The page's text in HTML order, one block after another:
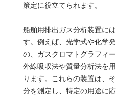
策定に役立てられます。
船舶用排出ガス分析装置に
す。例えば、光学式や化学
の、ガスクロマトグラフィ
外線吸収法や質量分析法を
ります。これらの装置は、
分を測定し、特定の用途に